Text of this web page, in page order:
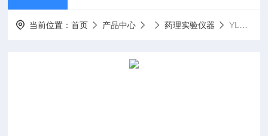
当前位置：首页 产品中心 药理实验仪器 YLS-8A多功能诱咳引喘仪